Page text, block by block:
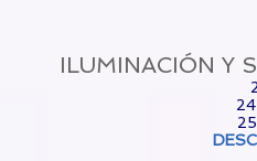
ILUMINACIÓN Y